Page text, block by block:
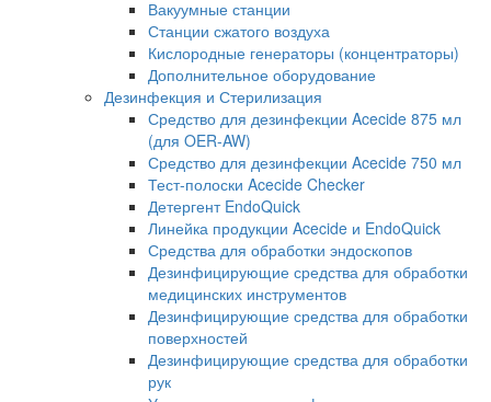
Вакуумные станции
Станции сжатого воздуха
Кислородные генераторы (концентраторы)
Дополнительное оборудование
Дезинфекция и Стерилизация
Средство для дезинфекции Acecide 875 мл
(для OER-AW)
Средство для дезинфекции Acecide 750 мл
Тест-полоски Acecide Checker
Детергент EndoQuick
Линейка продукции Acecide и EndoQuick
Средства для обработки эндоскопов
Дезинфицирующие средства для обработки
медицинских инструментов
Дезинфицирующие средства для обработки
поверхностей
Дезинфицирующие средства для обработки
рук